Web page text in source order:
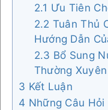
2.1 Ưu Tiên
2.2 Tuân Thủ
Hướng Dẫn
2.3 Bổ Sung
Thường Xuyên
3 Kết Luận
4 Những Câu Hỏi